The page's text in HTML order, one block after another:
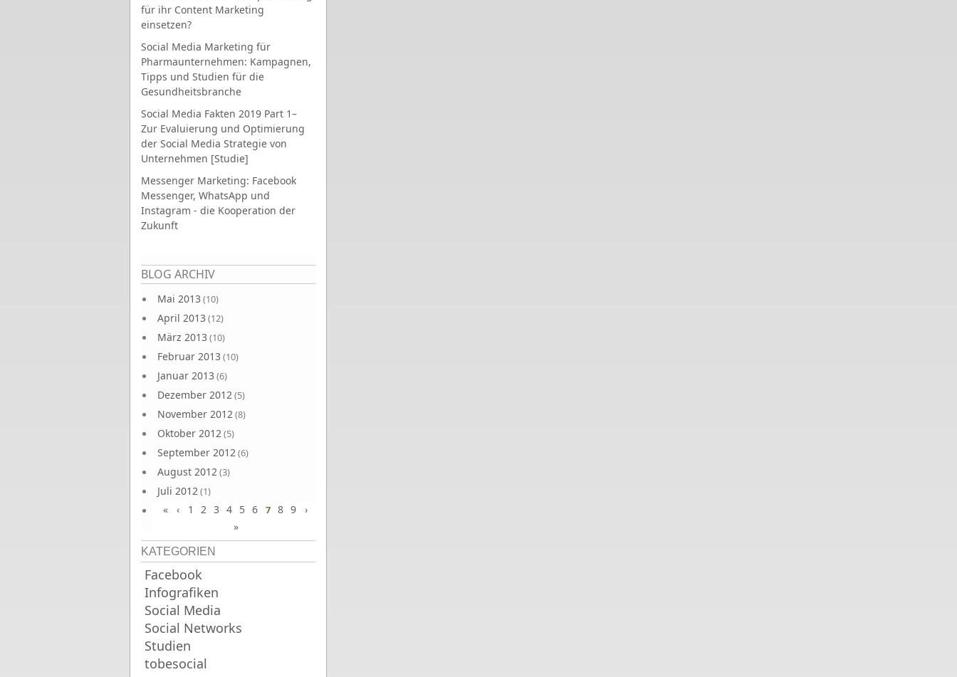
für ihr Content Marketing
einsetzen?
Social Media Marketing für
Pharmaunternehmen: Kampagnen,
Tipps und Studien für die
Gesundheitsbranche
Social Media Fakten 2019 Part 1–
Zur Evaluierung und Optimierung
der Social Media Strategie von
Unternehmen [Studie]
Messenger Marketing: Facebook
Messenger, WhatsApp und
Instagram - die Kooperation der
Zukunft
BLOG ARCHIV
Mai 2013 (10)
April 2013 (12)
März 2013 (10)
Februar 2013 (10)
Januar 2013 (6)
Dezember 2012(5)
November 2012(8)
Oktober 2012(5)
September 2012(6)
August 2012(3)
Juli 2012(1)
Juni 2012(4)
Seiten
« ‹ 1 2 3 4 5 6 7 8 9
›
»
KATEGORIEN
Facebook
Infografiken
Social Media
Social Networks
Studien
tobesocial